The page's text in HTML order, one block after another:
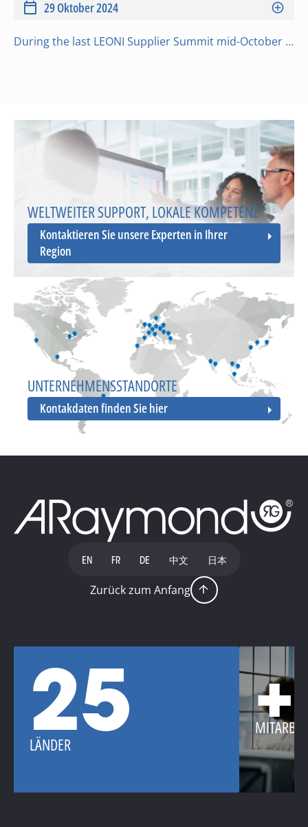
29 Oktober 2024
During the last LEONI Supplier Summit mid-October ARaymond was awarded the sustainability category award.A concrete accomplishment for our CSR policy aiming at generating useful and sustainable value for our employees, our customers, our partners and all…
WELTWEITER SUPPORT, LOKALE KOMPETENZ
Kontaktieren Sie unsere Experten in Ihrer
Region
UNTERNEHMENSSTANDORTE
Kontakdaten finden Sie hier
EN FR DE 中文 日本
Zurück zum Anfang
25
LÄNDER